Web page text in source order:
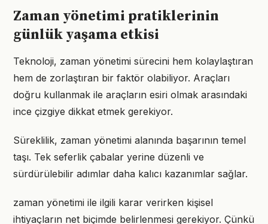
Zaman yönetimi pratiklerinin
günlük yaşama etkisi
Teknoloji, zaman yönetimi sürecini hem kolaylaştıran
hem de zorlaştıran bir faktör olabiliyor. Araçları
doğru kullanmak ile araçların esiri olmak arasındaki
ince çizgiye dikkat etmek gerekiyor.
Süreklilik, zaman yönetimi alanında başarının temel
taşı. Tek seferlik çabalar yerine düzenli ve
sürdürülebilir adımlar daha kalıcı kazanımlar sağlar.
zaman yönetimi ile ilgili karar verirken kişisel
ihtiyaçların net biçimde belirlenmesi gerekiyor. Çünkü